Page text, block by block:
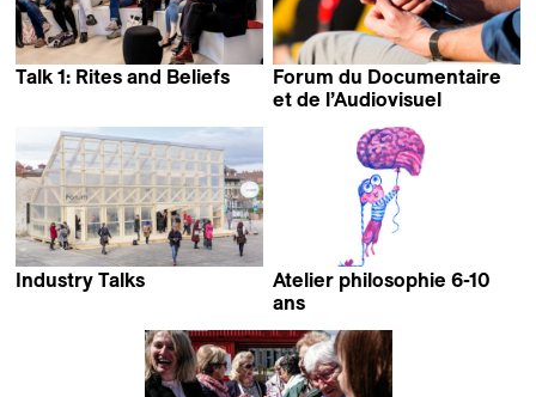
Talk 1: Rites and Beliefs
Forum du Documentaire
et de l’Audiovisuel
Industry Talks
Atelier philosophie 6-10
ans